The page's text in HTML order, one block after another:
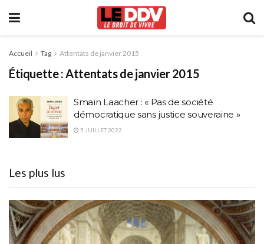
Accueil Tag Attentats de janvier 2015
Étiquette :Attentats de janvier 2015
Smaïn Laacher : « Pas de société
démocratique sans justice souveraine »
5 JUILLET 2022
Les plus lus